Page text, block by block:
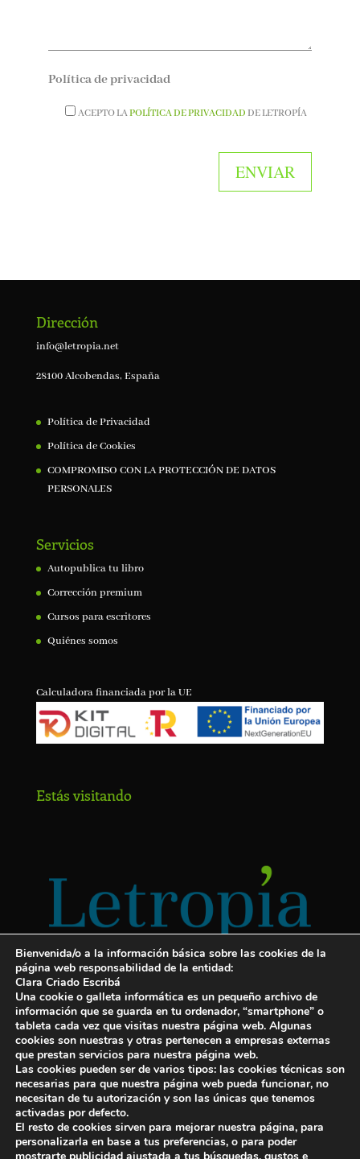
Política de privacidad
ACEPTO LAPOLÍTICA DE PRIVACIDAD DE LETROPÍA
Dirección
info@letropia.net
28100 Alcobendas, España
Política de Privacidad
Política de Cookies
COMPROMISO CON LA PROTECCIÓN DE DATOS
PERSONALES
Servicios
Autopublica tu libro
Corrección premium
Cursos para escritores
Quiénes somos
Calculadora financiada por la UE
Estás visitando
Servicios para escritores
¡Letropía te ayuda con tu libro!
Autopublicar un libro
Cuanto cuesta publicar un libro
Bienvenida/o a la información básica sobre las cookies de la
página web responsabilidad de la entidad:
Clara Criado Escribá
Una cookie o galleta informática es un pequeño archivo de
información que se guarda en tu ordenador, “smartphone” o
tableta cada vez que visitas nuestra página web. Algunas
cookies son nuestras y otras pertenecen a empresas externas
que prestan servicios para nuestra página web.
Las cookies pueden ser de varios tipos: las cookies técnicas son
necesarias para que nuestra página web pueda funcionar, no
necesitan de tu autorización y son las únicas que tenemos
activadas por defecto.
El resto de cookies sirven para mejorar nuestra página, para
personalizarla en base a tus preferencias, o para poder